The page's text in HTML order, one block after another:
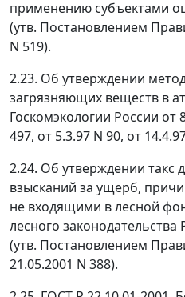
применению субъектами
(утв. Постановлением
N 519).
2.23. Об утверждении
загрязняющих веществ в
Госкомэкологии России от
497, от 5.3.97 N 90, от
2.24. Об утверждении такс
взысканий за ущерб,
не входящими в лесной
лесного
(утв. Постановлением
21.05.2001 N 388).